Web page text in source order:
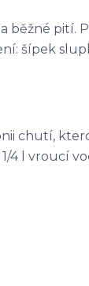
pití.
šípek
chutí,
4 l vroucí